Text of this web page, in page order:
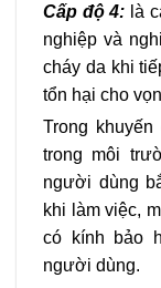
Cấp độ 4: là
nghiệp và
cháy da khi
tổn hại cho
Trong
trong môi
người dùng
khi làm việc,
có kính bảo
người dùng.